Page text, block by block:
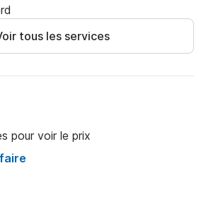
inoubliables sur l'eau.
tous les services
pour voir le prix